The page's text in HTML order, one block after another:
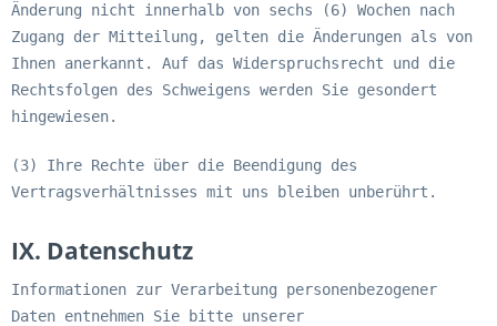
Änderung nicht innerhalb von sechs (6) Wochen nach
Zugang der Mitteilung, gelten die Änderungen als von
Ihnen anerkannt. Auf das Widerspruchsrecht und die
Rechtsfolgen des Schweigens werden Sie gesondert
hingewiesen.
(3) Ihre Rechte über die Beendigung des
Vertragsverhältnisses mit uns bleiben unberührt.
IX. Datenschutz
Informationen zur Verarbeitung personenbezogener
Daten entnehmen Sie bitte unserer